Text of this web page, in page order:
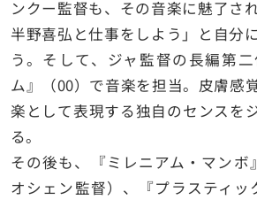
ンクー監督も、その音楽に魅了さ
半野喜弘と仕事をしよう」と自分
う。そして、ジャ監督の長編第
ム』（00）で音楽を担当。皮膚感
楽として表現する独自のセンスを
る。
その後も、『ミレニアム・マンボ
オシェン監督）、『プラスティ